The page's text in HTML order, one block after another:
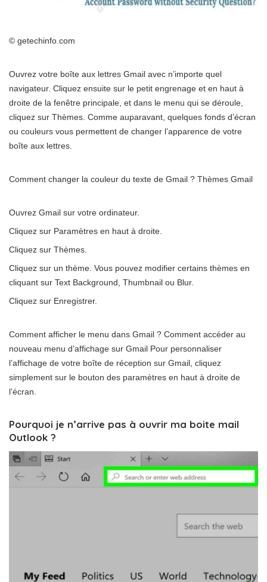
© getechinfo.com
Ouvrez votre boîte aux lettres Gmail avec n’importe quel
navigateur. Cliquez ensuite sur le petit engrenage et en haut à
droite de la fenêtre principale, et dans le menu qui se déroule,
cliquez sur Thèmes. Comme auparavant, quelques fonds d’écran
ou couleurs vous permettent de changer l’apparence de votre
boîte aux lettres.
Comment changer la couleur du texte de Gmail ? Thèmes Gmail
Ouvrez Gmail sur votre ordinateur.
Cliquez sur Paramètres en haut à droite.
Cliquez sur Thèmes.
Cliquez sur un thème. Vous pouvez modifier certains thèmes en
cliquant sur Text Background, Thumbnail ou Blur.
Cliquez sur Enregistrer.
Comment afficher le menu dans Gmail ? Comment accéder au
nouveau menu d’affichage sur Gmail Pour personnaliser
l’affichage de votre boîte de réception sur Gmail, cliquez
simplement sur le bouton des paramètres en haut à droite de
l’écran.
Pourquoi je n’arrive pas à ouvrir ma boite mail
Outlook ?